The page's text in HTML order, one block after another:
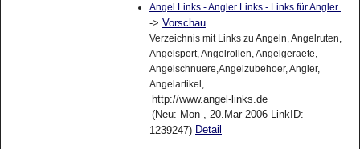
Angel Links - Angler Links - Links für Angler
-> Vorschau
Verzeichnis mit Links zu Angeln, Angelruten,
Angelsport, Angelrollen, Angelgeraete,
Angelschnuere,Angelzubehoer, Angler,
Angelartikel,
http://www.angel-links.de
(Neu: Mon , 20.Mar 2006 LinkID:
1239247) Detail